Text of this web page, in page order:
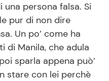
persona falsa. Si
pur di non dire
Un po’ come ha
di Manila, che adula
sparla appena può’
stare con lei perchè